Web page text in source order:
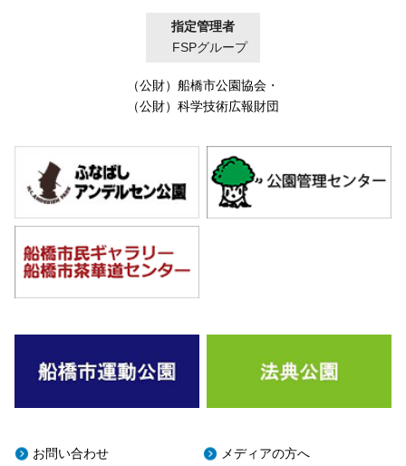
指定管理者
FSPグループ
（公財）船橋市公園協会 ・
（公財）科学技術広報財団
お問い合わせ メディアの方へ